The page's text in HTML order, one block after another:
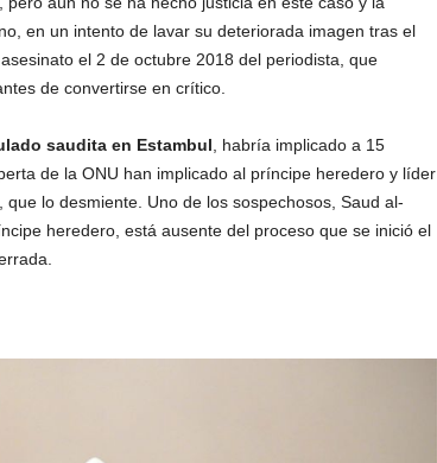
en un intento de lavar su deteriorada imagen tras el
el 2 de octubre 2018 del periodista, que
de convertirse en crítico.
saudita en Estambul , habría implicado a 15
de la ONU han implicado al príncipe heredero y líder
lo desmiente. Uno de los sospechosos, Saud al-
heredero, está ausente del proceso que se inició el